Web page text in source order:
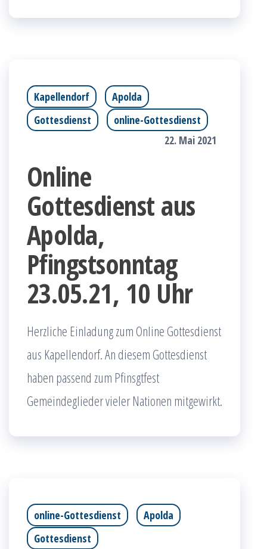
Kapellendorf
Apolda
Gottesdienst
online-Gottesdienst
22. Mai 2021
Online
Gottesdienst aus
Apolda,
Pfingstsonntag
23.05.21, 10 Uhr
Herzliche Einladung zum Online Gottesdienst
aus Kapellendorf. An diesem Gottesdienst
haben passend zum Pfinsgtfest
Gemeindeglieder vieler Nationen mitgewirkt.
online-Gottesdienst
Apolda
Gottesdienst